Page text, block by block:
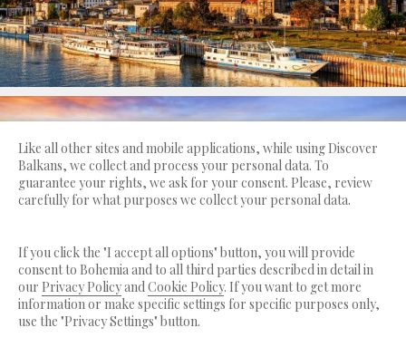
Like all other sites and mobile applications, while using Discover
Balkans, we collect and process your personal data. To
guarantee your rights, we ask for your consent. Please, review
carefully for what purposes we collect your personal data.
If you click the "I accept all options" button, you will provide
consent to Bohemia and to all third parties described in detail in
our Privacy PolicyandCookie Policy. If you want to get more
information or make specific settings for specific purposes only,
use the "Privacy Settings" button.